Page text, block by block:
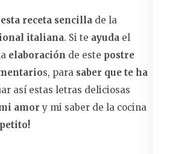
receta sencilla de la
italiana. Si te ayuda el
elaboración de este postre
s, para saber que te ha
así estas letras deliciosas
amor y mi saber de la cocina